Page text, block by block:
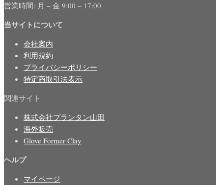
営業時間: 月 – 金 9:00 – 17:00
当サイトについて
会社案内
利用規約
プライバシーポリシー
特定商取引法表示
関連サイト
株式会社プランタン山田
海外販売
Glove Former Clay
ヘルプ
マイページ